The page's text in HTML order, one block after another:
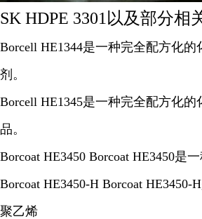
SK HDPE 3301以及部分相
Borcell HE1344是一种完全配方化的
剂。
Borcell HE1345是一种完全配方化
品。
Borcoat HE3450 Borcoat HE3450是
Borcoat HE3450-H Borcoat HE3450-
聚乙烯